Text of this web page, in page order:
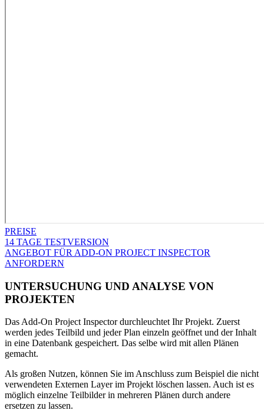
PREISE
14 TAGE TESTVERSION
ANGEBOT FÜR ADD-ON PROJECT INSPECTOR
ANFORDERN
UNTERSUCHUNG UND ANALYSE VON
PROJEKTEN
Das Add-On Project Inspector durchleuchtet Ihr Projekt. Zuerst
werden jedes Teilbild und jeder Plan einzeln geöffnet und der Inhalt
in eine Datenbank gespeichert. Das selbe wird mit allen Plänen
gemacht.
Als großen Nutzen, können Sie im Anschluss zum Beispiel die nicht
verwendeten Externen Layer im Projekt löschen lassen. Auch ist es
möglich einzelne Teilbilder in mehreren Plänen durch andere
ersetzen zu lassen.